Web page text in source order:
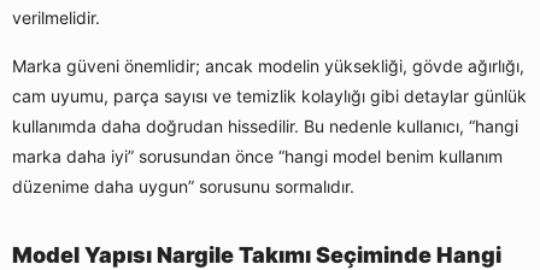
verilmelidir.
Marka güveni önemlidir; ancak modelin yüksekliği, gövde ağırlığı,
cam uyumu, parça sayısı ve temizlik kolaylığı gibi detaylar günlük
kullanımda daha doğrudan hissedilir. Bu nedenle kullanıcı, “hangi
marka daha iyi” sorusundan önce “hangi model benim kullanım
düzenime daha uygun” sorusunu sormalıdır.
Model Yapısı Nargile Takımı Seçiminde Hangi